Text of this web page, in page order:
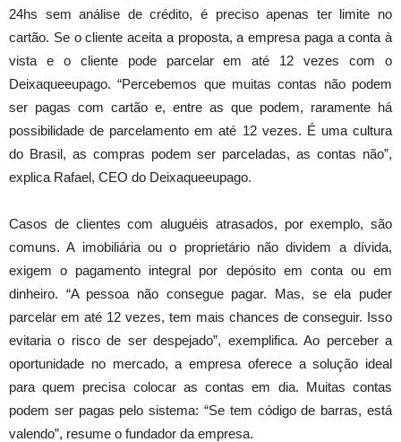
24hs sem análise de crédito, é preciso apenas ter limite no
cartão. Se o cliente aceita a proposta, a empresa paga a conta à
vista e o cliente pode parcelar em até 12 vezes com o
Deixaqueeupago. “Percebemos que muitas contas não podem
ser pagas com cartão e, entre as que podem, raramente há
possibilidade de parcelamento em até 12 vezes. É uma cultura
do Brasil, as compras podem ser parceladas, as contas não”,
explica Rafael, CEO do Deixaqueeupago.
Casos de clientes com aluguéis atrasados, por exemplo, são
comuns. A imobiliária ou o proprietário não dividem a dívida,
exigem o pagamento integral por depósito em conta ou em
dinheiro. “A pessoa não consegue pagar. Mas, se ela puder
parcelar em até 12 vezes, tem mais chances de conseguir. Isso
evitaria o risco de ser despejado”, exemplifica. Ao perceber a
oportunidade no mercado, a empresa oferece a solução ideal
para quem precisa colocar as contas em dia. Muitas contas
podem ser pagas pelo sistema: “Se tem código de barras, está
valendo”, resume o fundador da empresa.